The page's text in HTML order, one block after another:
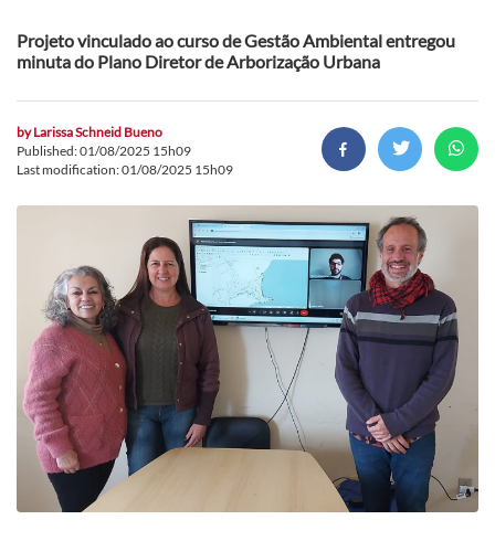
Projeto vinculado ao curso de Gestão Ambiental entregou
minuta do Plano Diretor de Arborização Urbana
byLarissa Schneid Bueno
Published: 01/08/2025 15h09
Last modification: 01/08/2025 15h09